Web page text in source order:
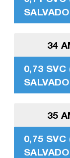
34
0,73 SVC
35
0,75 SVC